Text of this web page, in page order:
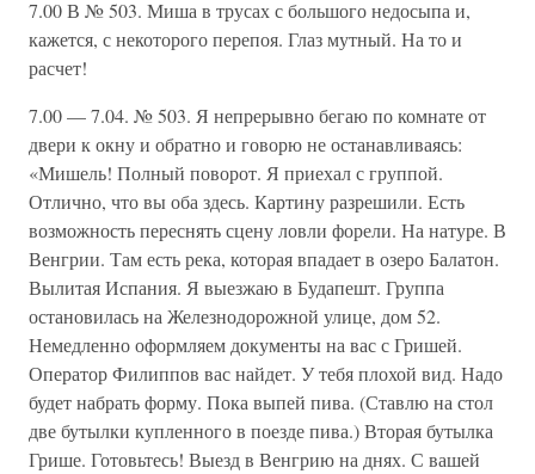
7.00 В № 503. Миша в трусах с большого недосыпа и,
кажется, с некоторого перепоя. Глаз мутный. На то и
расчет!
7.00 — 7.04. № 503. Я непрерывно бегаю по комнате от
двери к окну и обратно и говорю не останавливаясь:
«Мишель! Полный поворот. Я приехал с группой.
Отлично, что вы оба здесь. Картину разрешили. Есть
возможность переснять сцену ловли форели. На натуре. В
Венгрии. Там есть река, которая впадает в озеро Балатон.
Вылитая Испания. Я выезжаю в Будапешт. Группа
остановилась на Железнодорожной улице, дом 52.
Немедленно оформляем документы на вас с Гришей.
Оператор Филиппов вас найдет. У тебя плохой вид. Надо
будет набрать форму. Пока выпей пива. (Ставлю на стол
две бутылки купленного в поезде пива.) Вторая бутылка
Грише. Готовьтесь! Выезд в Венгрию на днях. С вашей